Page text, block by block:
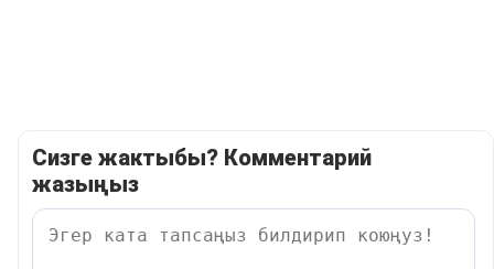
Сизге жактыбы? Комментарий
жазыңыз